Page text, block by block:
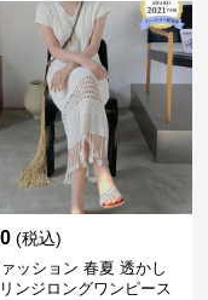
(税込)
ッション 春夏 透かし
ンジロングワンピース